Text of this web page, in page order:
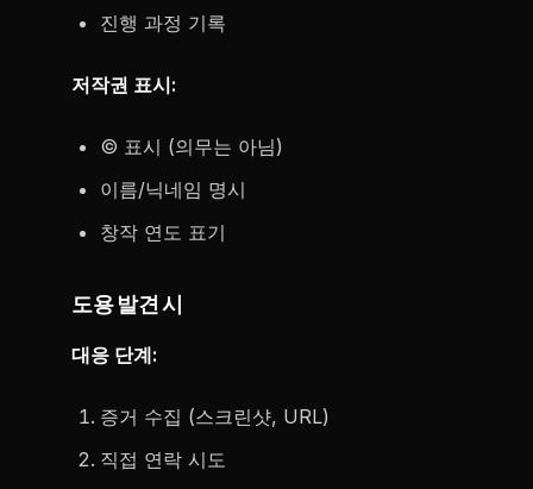
진행 과정 기록
저작권 표시:
© 표시 (의무는 아님)
이름/닉네임 명시
창작 연도 표기
도용 발견 시
대응 단계:
증거 수집 (스크린샷, URL)
직접 연락 시도